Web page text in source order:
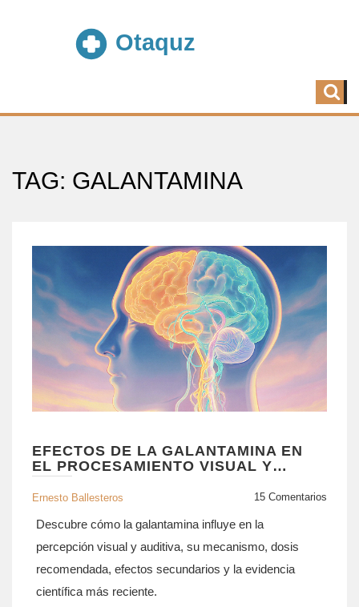
TAG: GALANTAMINA
EFECTOS DE LA GALANTAMINA EN
EL PROCESAMIENTO VISUAL Y
AUDITIVO
Ernesto Ballesteros 15 Comentarios
Descubre cómo la galantamina influye en la
percepción visual y auditiva, su mecanismo, dosis
recomendada, efectos secundarios y la evidencia
científica más reciente.